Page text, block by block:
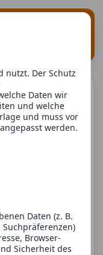
nutzt. Der Schutz
Daten wir
und welche
und muss vor
werden.
Daten (z. B.
Browser-
Sicherheit des